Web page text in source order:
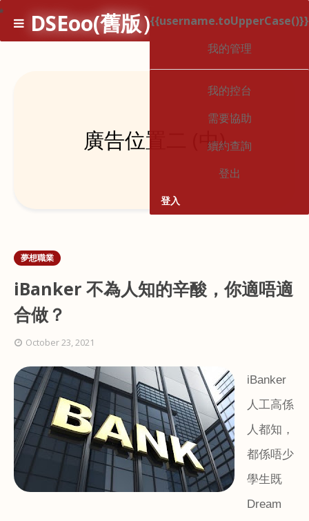
DSEoo(舊版）{{username.toUpperCase()}}
我的管理
我的控台
需要協助
續約查詢
登出
登入
1
廣告位置二 (中)
夢想職業
iBanker 不為人知的辛酸，你適唔適
合做？
October 23, 2021
iBanker
人工高係
人都知，
都係唔少
學生既
Dream